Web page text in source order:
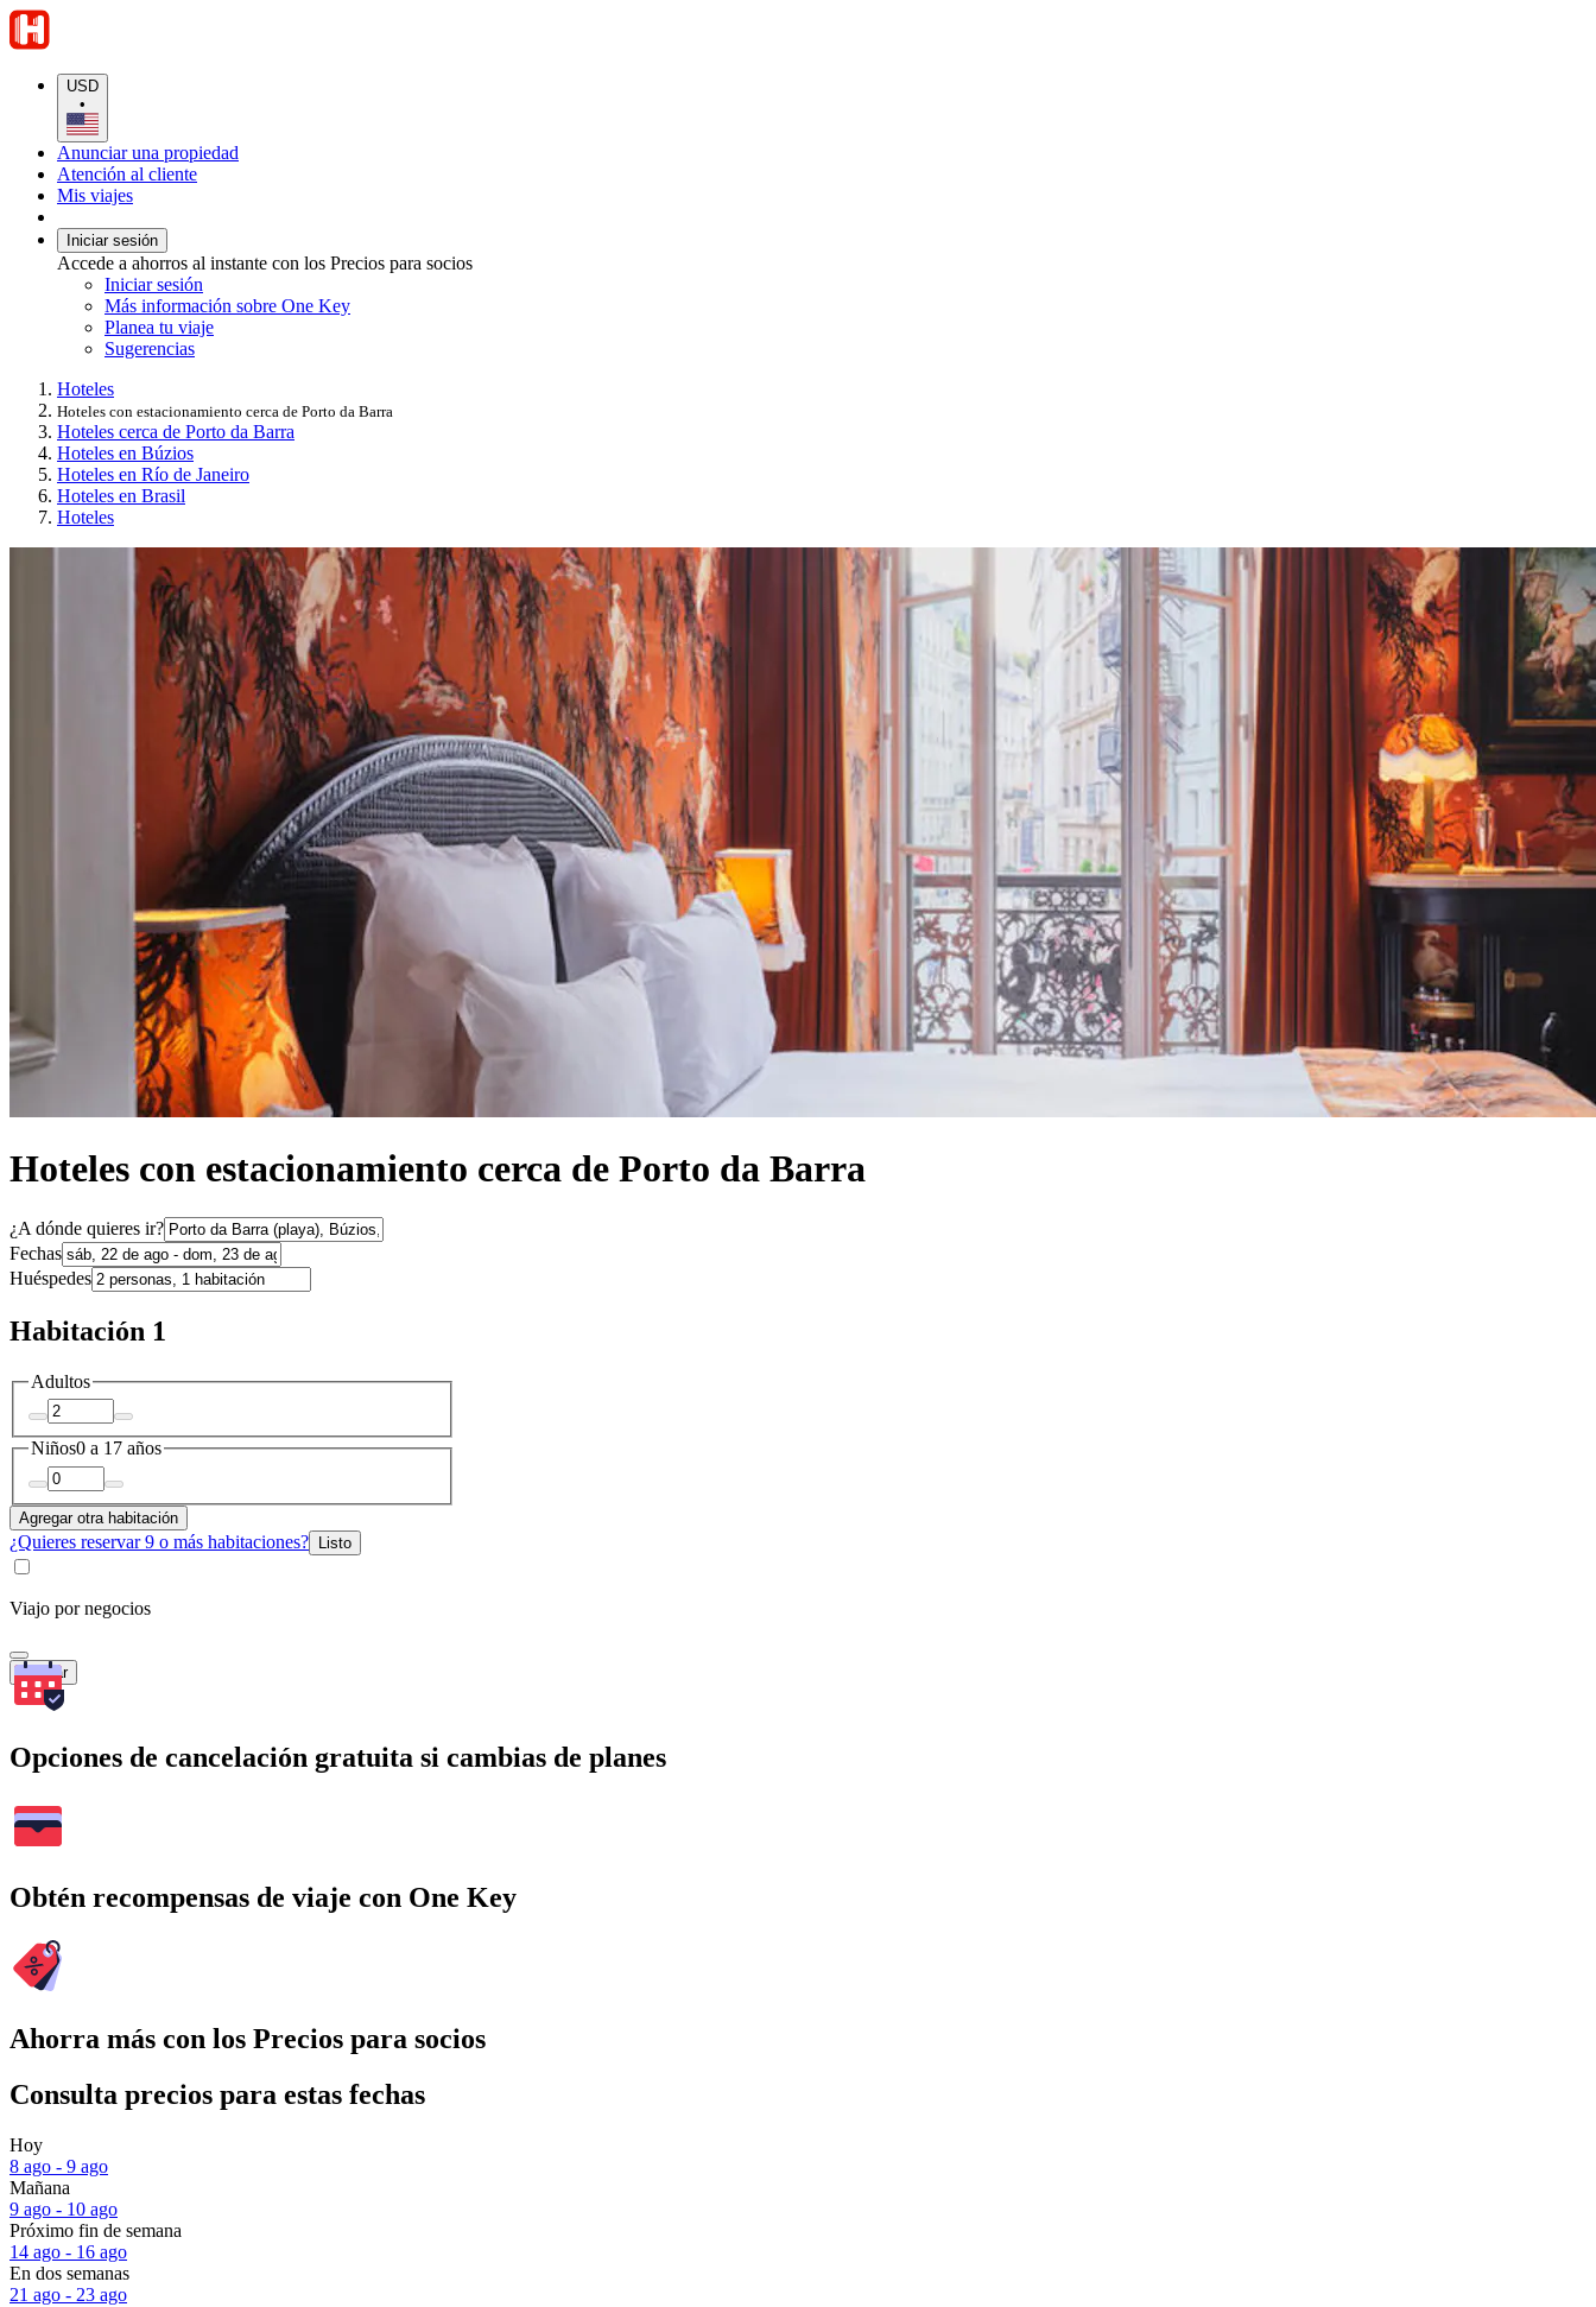
USD
•
Anunciar una propiedad
Atención al cliente
Mis viajes
Iniciar sesión
Accede a ahorros al instante con los Precios para socios
Iniciar sesión
Más información sobre One Key
Planea tu viaje
Sugerencias
Hoteles
Hoteles con estacionamiento cerca de Porto da Barra
Hoteles cerca de Porto da Barra
Hoteles en Búzios
Hoteles en Río de Janeiro
Hoteles en Brasil
Hoteles
Hoteles con estacionamiento cerca de Porto da Barra
¿A dónde quieres ir?
Fechas
Huéspedes
Habitación 1
Adultos
Niños0 a 17 años
Agregar otra habitación
¿Quieres reservar 9 o más habitaciones? Listo
Viajo por negocios
Buscar
Opciones de cancelación gratuita si cambias de planes
Obtén recompensas de viaje con One Key
Ahorra más con los Precios para socios
Consulta precios para estas fechas
Hoy
8 ago - 9 ago
Mañana
9 ago - 10 ago
Próximo fin de semana
14 ago - 16 ago
En dos semanas
21 ago - 23 ago